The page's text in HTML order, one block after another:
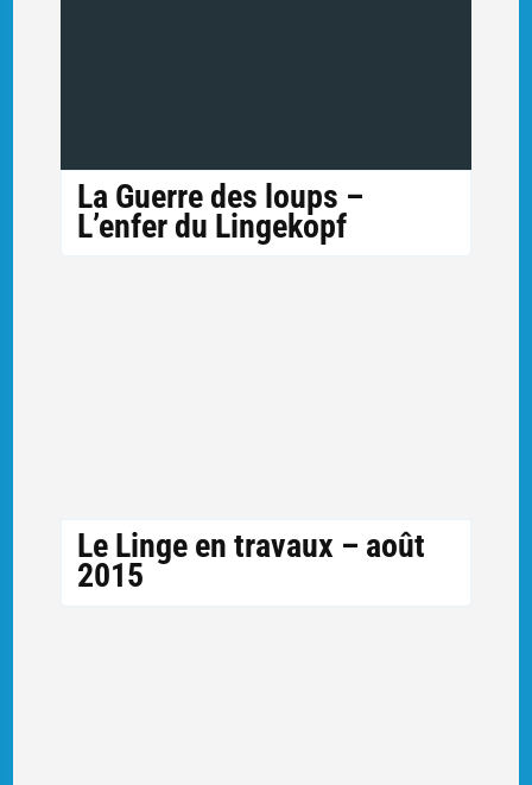
La Guerre des loups –
L’enfer du Lingekopf
Le Linge en travaux – août
2015